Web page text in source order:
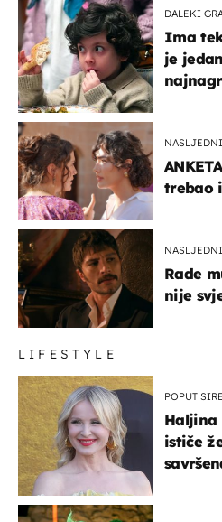
DALEKI
Ima
je
trebao
Rade
nije
LIFESTYLE
POPUT
Haljina
ističe